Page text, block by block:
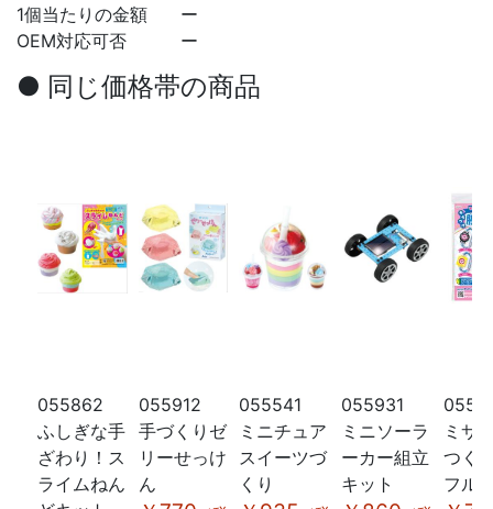
1個当たりの金額
ー
OEM対応可否
ー
● 同じ価格帯の商品
055862
ふしぎな手
ざわり！ス
ライムねん
055912
手づくりゼ
リーせっけ
ん
055541
ミニチュア
スイーツづ
くり
055931
ミニソーラ
ーカー組立
キット
ミサ
つく
フル